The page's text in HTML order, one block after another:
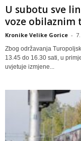
U subotu sve
voze obilaznim
Kronike Velike Gorice -
Zbog održavanja
13.45 do 16.30 sati, u
uvjetuje izmjene...